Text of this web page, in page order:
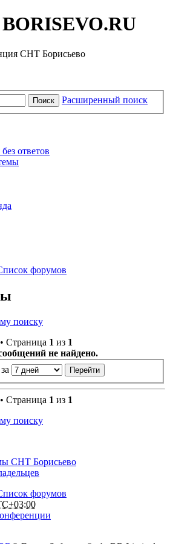
СНТ Борисьево
Поиск Расширенный поиск
ответов
форумов
поиску
Страница 1 из 1
не найдено.
Страница 1 из 1
поиску
СНТ Борисьево
форумов